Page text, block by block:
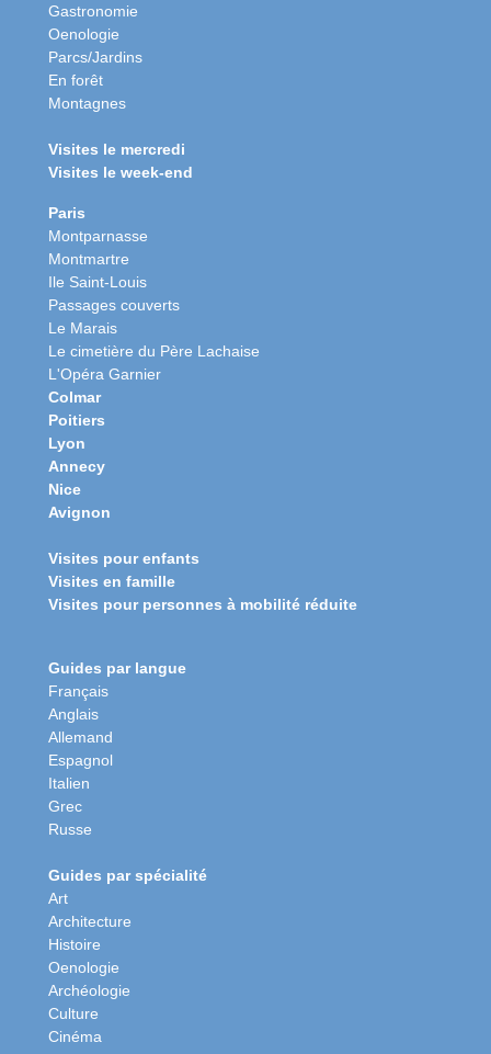
Gastronomie
Oenologie
Parcs/Jardins
En forêt
Montagnes
Visites le mercredi
Visites le week-end
Paris
Montparnasse
Montmartre
Ile Saint-Louis
Passages couverts
Le Marais
Le cimetière du Père Lachaise
L'Opéra Garnier
Colmar
Poitiers
Lyon
Annecy
Nice
Avignon
Visites pour enfants
Visites en famille
Visites pour personnes à mobilité réduite
Guides par langue
Français
Anglais
Allemand
Espagnol
Italien
Grec
Russe
Guides par spécialité
Art
Architecture
Histoire
Oenologie
Archéologie
Culture
Cinéma